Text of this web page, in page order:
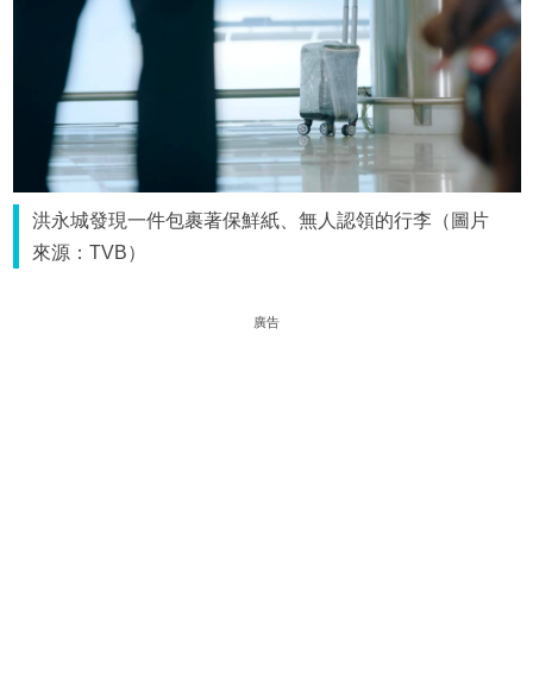
洪永城發現一件包裹著保鮮紙、無人認領的行李（圖片
來源：TVB）
廣告